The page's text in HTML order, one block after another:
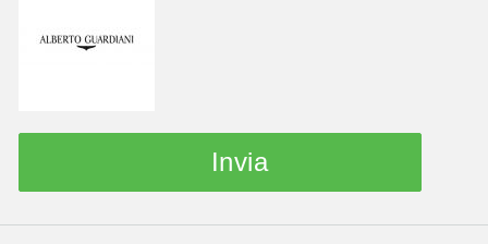
Invia